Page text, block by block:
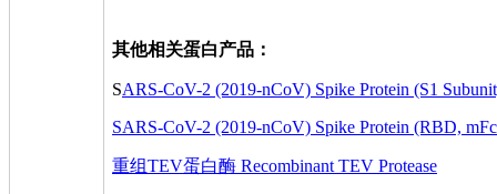
其他相关蛋白产品：
SARS-CoV-2 (2019-nCoV) Spike Protein (S1
SARS-CoV-2 (2019-nCoV) Spike Protein (RBD,
重组TEV蛋白酶 Recombinant TEV Protease